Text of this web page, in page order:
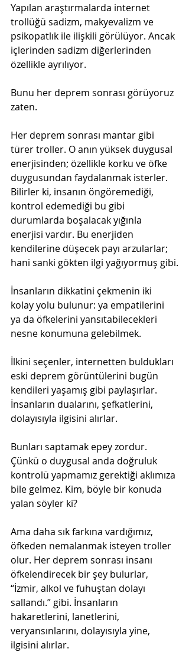
Yapılan araştırmalarda internet
trollüğü sadizm, makyevalizm ve
psikopatlık ile ilişkili görülüyor. Ancak
içlerinden sadizm diğerlerinden
özellikle ayrılıyor.
Bunu her deprem sonrası görüyoruz
zaten.
Her deprem sonrası mantar gibi
türer troller. O anın yüksek duygusal
enerjisinden; özellikle korku ve öfke
duygusundan faydalanmak isterler.
Bilirler ki, insanın öngöremediği,
kontrol edemediği bu gibi
durumlarda boşalacak yığınla
enerjisi vardır. Bu enerjiden
kendilerine düşecek payı arzularlar;
hani sanki gökten ilgi yağıyormuş gibi.
İnsanların dikkatini çekmenin iki
kolay yolu bulunur: ya empatilerini
ya da öfkelerini yansıtabilecekleri
nesne konumuna gelebilmek.
İlkini seçenler, internetten buldukları
eski deprem görüntülerini bugün
kendileri yaşamış gibi paylaşırlar.
İnsanların dualarını, şefkatlerini,
dolayısıyla ilgisini alırlar.
Bunları saptamak epey zordur.
Çünkü o duygusal anda doğruluk
kontrolü yapmamız gerektiği aklımıza
bile gelmez. Kim, böyle bir konuda
yalan söyler ki?
Ama daha sık farkına vardığımız,
öfkeden nemalanmak isteyen troller
olur. Her deprem sonrası insanı
öfkelendirecek bir şey bulurlar,
“İzmir, alkol ve fuhuştan dolayı
sallandı.” gibi. İnsanların
hakaretlerini, lanetlerini,
veryansınlarını, dolayısıyla yine,
ilgisini alırlar.